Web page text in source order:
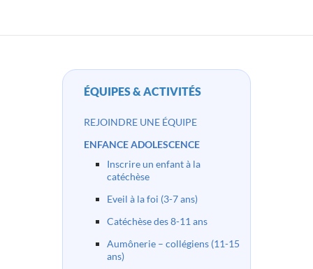
ÉQUIPES & ACTIVITÉS
REJOINDRE UNE ÉQUIPE
ENFANCE ADOLESCENCE
Inscrire un enfant à la
catéchèse
Eveil à la foi (3-7 ans)
Catéchèse des 8-11 ans
Aumônerie – collégiens (11-15
ans)